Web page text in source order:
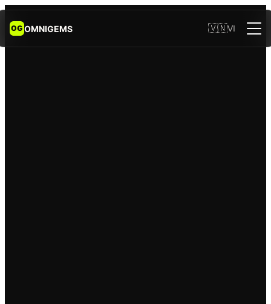
OG OMNIGEMS 🇻🇳VI